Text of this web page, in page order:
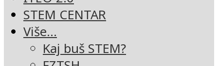
STEM CENTAR
Više…
Kaj buš STEM?